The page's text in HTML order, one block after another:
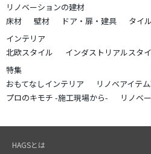
リノベーションの建材
床材
壁材 ドア・扉・建具 タイル
インテリア
北欧スタイル
インダストリアルスタ
特集
おもてなしインテリア
リノベアイテ
プロのキモチ -施工現場から-
リノベ
HAGSとは